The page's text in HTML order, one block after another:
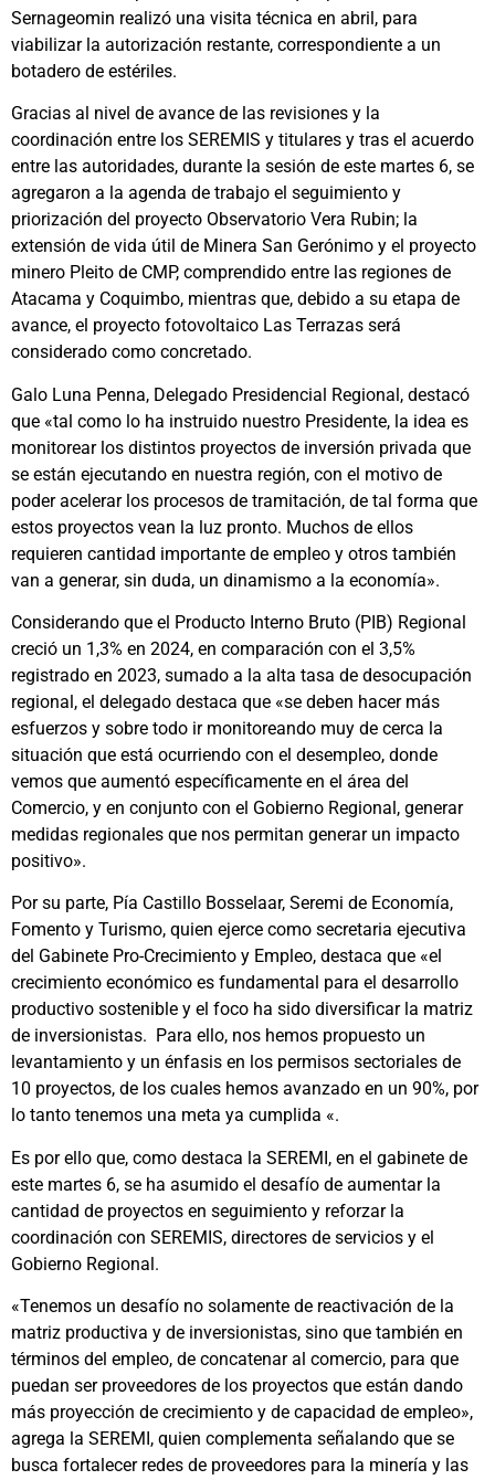
Sernageomin realizó una visita técnica en abril, para
viabilizar la autorización restante, correspondiente a un
botadero de estériles.
Gracias al nivel de avance de las revisiones y la
coordinación entre los SEREMIS y titulares y tras el acuerdo
entre las autoridades, durante la sesión de este martes 6, se
agregaron a la agenda de trabajo el seguimiento y
priorización del proyecto Observatorio Vera Rubin; la
extensión de vida útil de Minera San Gerónimo y el proyecto
minero Pleito de CMP, comprendido entre las regiones de
Atacama y Coquimbo, mientras que, debido a su etapa de
avance, el proyecto fotovoltaico Las Terrazas será
considerado como concretado.
Galo Luna Penna, Delegado Presidencial Regional, destacó
que «tal como lo ha instruido nuestro Presidente, la idea es
monitorear los distintos proyectos de inversión privada que
se están ejecutando en nuestra región, con el motivo de
poder acelerar los procesos de tramitación, de tal forma que
estos proyectos vean la luz pronto. Muchos de ellos
requieren cantidad importante de empleo y otros también
van a generar, sin duda, un dinamismo a la economía».
Considerando que el Producto Interno Bruto (PIB) Regional
creció un 1,3% en 2024, en comparación con el 3,5%
registrado en 2023, sumado a la alta tasa de desocupación
regional, el delegado destaca que «se deben hacer más
esfuerzos y sobre todo ir monitoreando muy de cerca la
situación que está ocurriendo con el desempleo, donde
vemos que aumentó específicamente en el área del
Comercio, y en conjunto con el Gobierno Regional, generar
medidas regionales que nos permitan generar un impacto
positivo».
Por su parte, Pía Castillo Bosselaar, Seremi de Economía,
Fomento y Turismo, quien ejerce como secretaria ejecutiva
del Gabinete Pro-Crecimiento y Empleo, destaca que «el
crecimiento económico es fundamental para el desarrollo
productivo sostenible y el foco ha sido diversificar la matriz
de inversionistas. Para ello, nos hemos propuesto un
levantamiento y un énfasis en los permisos sectoriales de
10 proyectos, de los cuales hemos avanzado en un 90%, por
lo tanto tenemos una meta ya cumplida «.
Es por ello que, como destaca la SEREMI, en el gabinete de
este martes 6, se ha asumido el desafío de aumentar la
cantidad de proyectos en seguimiento y reforzar la
coordinación con SEREMIS, directores de servicios y el
Gobierno Regional.
«Tenemos un desafío no solamente de reactivación de la
matriz productiva y de inversionistas, sino que también en
términos del empleo, de concatenar al comercio, para que
puedan ser proveedores de los proyectos que están dando
más proyección de crecimiento y de capacidad de empleo»,
agrega la SEREMI, quien complementa señalando que se
busca fortalecer redes de proveedores para la minería y las